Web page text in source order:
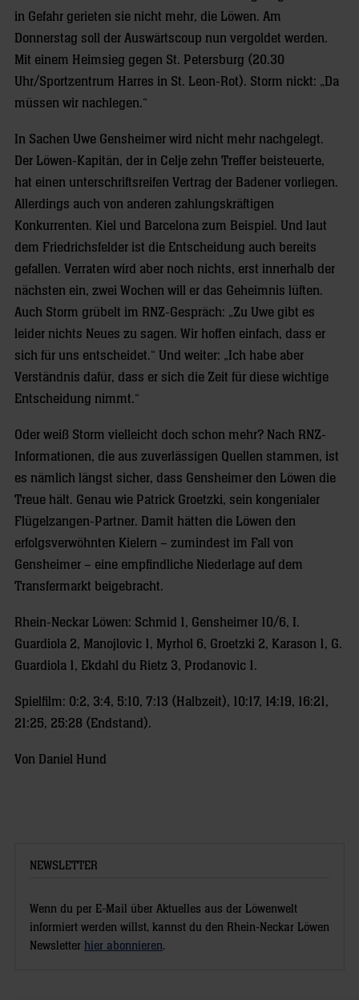
in Gefahr gerieten sie nicht mehr, die Löwen. Am
Donnerstag soll der Auswärtscoup nun vergoldet werden.
Mit einem Heimsieg gegen St. Petersburg (20.30
Uhr/Sportzentrum Harres in St. Leon-Rot). Storm nickt: „Da
müssen wir nachlegen.“
In Sachen Uwe Gensheimer wird nicht mehr nachgelegt.
Der Löwen-Kapitän, der in Celje zehn Treffer beisteuerte,
hat einen unterschriftsreifen Vertrag der Badener vorliegen.
Allerdings auch von anderen zahlungskräftigen
Konkurrenten. Kiel und Barcelona zum Beispiel. Und laut
dem Friedrichsfelder ist die Entscheidung auch bereits
gefallen. Verraten wird aber noch nichts, erst innerhalb der
nächsten ein, zwei Wochen will er das Geheimnis lüften.
Auch Storm grübelt im RNZ-Gespräch: „Zu Uwe gibt es
leider nichts Neues zu sagen. Wir hoffen einfach, dass er
sich für uns entscheidet.“ Und weiter: „Ich habe aber
Verständnis dafür, dass er sich die Zeit für diese wichtige
Entscheidung nimmt.“
Oder weiß Storm vielleicht doch schon mehr? Nach RNZ-
Informationen, die aus zuverlässigen Quellen stammen, ist
es nämlich längst sicher, dass Gensheimer den Löwen die
Treue hält. Genau wie Patrick Groetzki, sein kongenialer
Flügelzangen-Partner. Damit hätten die Löwen den
erfolgsverwöhnten Kielern – zumindest im Fall von
Gensheimer – eine empfindliche Niederlage auf dem
Transfermarkt beigebracht.
Rhein-Neckar Löwen: Schmid 1, Gensheimer 10/6, I.
Guardiola 2, Manojlovic 1, Myrhol 6, Groetzki 2, Karason 1, G.
Guardiola 1, Ekdahl du Rietz 3, Prodanovic 1.
Spielfilm: 0:2, 3:4, 5:10, 7:13 (Halbzeit), 10:17, 14:19, 16:21,
21:25, 25:28 (Endstand).
Von Daniel Hund
NEWSLETTER
Wenn du per E-Mail über Aktuelles aus der Löwenwelt
informiert werden willst, kannst du den Rhein-Neckar Löwen
Newsletter hier abonnieren.